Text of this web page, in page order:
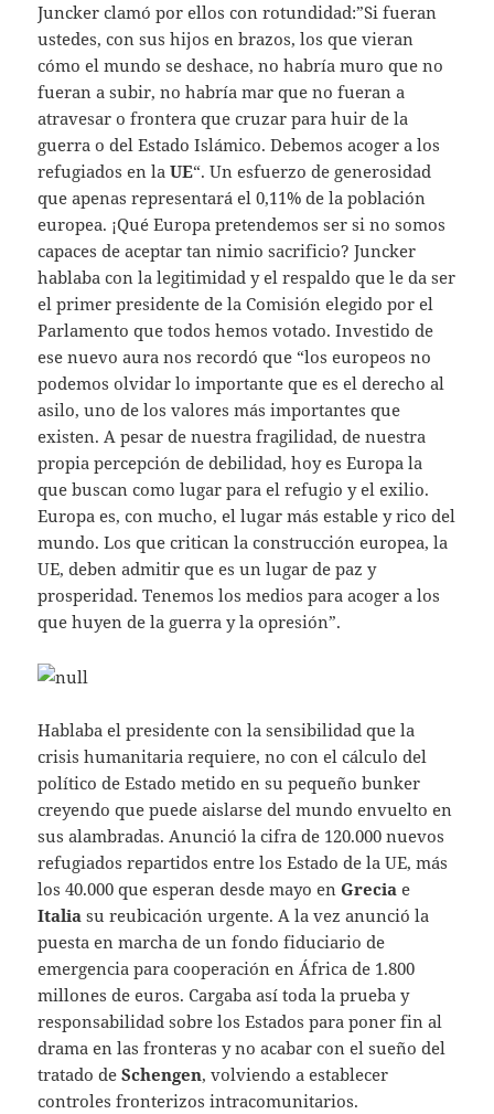
Juncker clamó por ellos con rotundidad:”Si fueran
ustedes, con sus hijos en brazos, los que vieran
cómo el mundo se deshace, no habría muro que no
fueran a subir, no habría mar que no fueran a
atravesar o frontera que cruzar para huir de la
guerra o del Estado Islámico. Debemos acoger a los
refugiados en laUE“. Un esfuerzo de generosidad
que apenas representará el 0,11% de la población
europea. ¡Qué Europa pretendemos ser si no somos
capaces de aceptar tan nimio sacrificio? Juncker
hablaba con la legitimidad y el respaldo que le da ser
el primer presidente de la Comisión elegido por el
Parlamento que todos hemos votado. Investido de
ese nuevo aura nos recordó que “los europeos no
podemos olvidar lo importante que es el derecho al
asilo, uno de los valores más importantes que
existen. A pesar de nuestra fragilidad, de nuestra
propia percepción de debilidad, hoy es Europa la
que buscan como lugar para el refugio y el exilio.
Europa es, con mucho, el lugar más estable y rico del
mundo. Los que critican la construcción europea, la
UE, deben admitir que es un lugar de paz y
prosperidad. Tenemos los medios para acoger a los
que huyen de la guerra y la opresión”.
Hablaba el presidente con la sensibilidad que la
crisis humanitaria requiere, no con el cálculo del
político de Estado metido en su pequeño bunker
creyendo que puede aislarse del mundo envuelto en
sus alambradas. Anunció la cifra de 120.000 nuevos
refugiados repartidos entre los Estado de la UE, más
los 40.000 que esperan desde mayo enGrecia e
Italia su reubicación urgente. A la vez anunció la
puesta en marcha de un fondo fiduciario de
emergencia para cooperación en África de 1.800
millones de euros. Cargaba así toda la prueba y
responsabilidad sobre los Estados para poner fin al
drama en las fronteras y no acabar con el sueño del
tratado deSchengen, volviendo a establecer
controles fronterizos intracomunitarios.